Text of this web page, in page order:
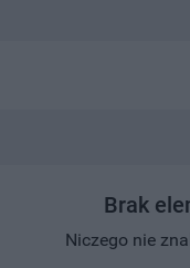
Brak
Niczego nie